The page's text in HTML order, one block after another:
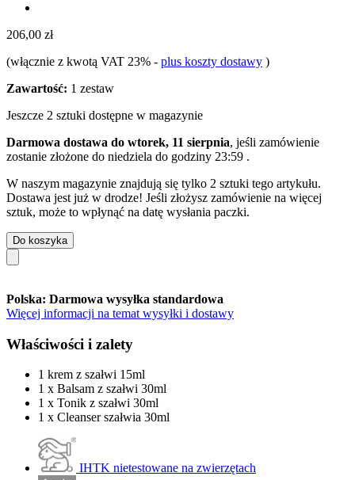
206,00 zł
(włącznie z kwotą VAT 23% - plus koszty dostawy )
Zawartość: 1 zestaw
Jeszcze 2 sztuki dostępne w magazynie
Darmowa dostawa do wtorek, 11 sierpnia, jeśli zamówienie
zostanie złożone do niedziela do godziny 23:59 .
W naszym magazynie znajdują się tylko 2 sztuki tego artykułu.
Dostawa jest już w drodze! Jeśli złożysz zamówienie na więcej
sztuk, może to wpłynąć na datę wysłania paczki.
Do koszyka
Polska: Darmowa wysyłka standardowa
Więcej informacji na temat wysyłki i dostawy
Właściwości i zalety
1 krem z szałwi 15ml
1 x Balsam z szałwi 30ml
1 x Tonik z szałwi 30ml
1 x Cleanser szałwia 30ml
IHTK nietestowane na zwierzętach